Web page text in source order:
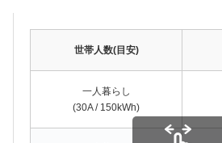
世帯人数(目安)
一人暮らし
(30A / 150kWh)